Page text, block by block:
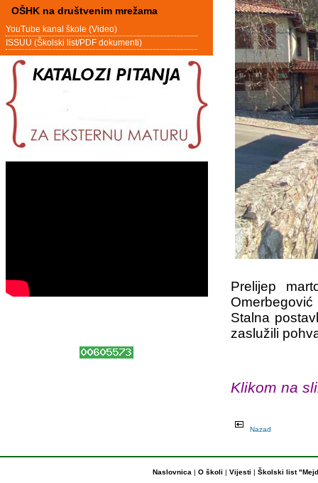
OŠHK na društvenim mrežama
YouTube kanal škole (Video)
ISSUU (Školski list/PDF dokumenti)
Prelijep
Stalna
zaslužili
Klikom na
Nazad
Naslovnica | O školi | Vijesti | Školski list